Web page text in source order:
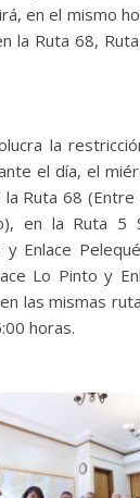
en el mismo
la Ruta 68,
la
el día, el
Ruta 68 (Entre
en la Ruta 5
y Enlace
Lo Pinto y
las mismas
horas.